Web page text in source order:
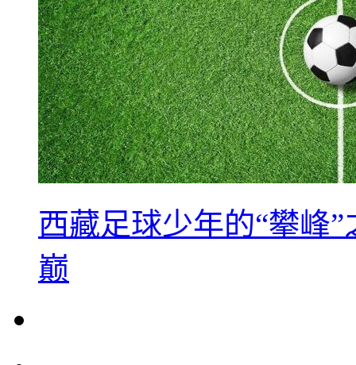
西藏足球少年的“攀峰
巅